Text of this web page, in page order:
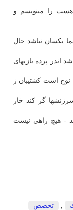
را می­نویسم و
یکسان نباشد حال
پرده بازیهای
نوح است کشتیبان ز
گر کند خار
- هیچ راهی نیست
, تخصص